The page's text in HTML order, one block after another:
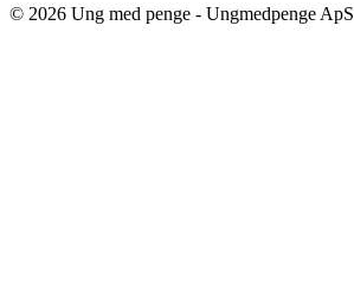
© 2026 Ung med penge - Ungmedpenge ApS